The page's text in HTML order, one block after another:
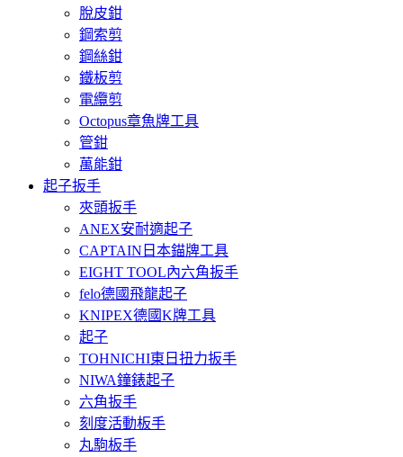
脫皮鉗
鋼索剪
鋼絲鉗
鐵板剪
電纜剪
Octopus章魚牌工具
管鉗
萬能鉗
起子扳手
夾頭扳手
ANEX安耐適起子
CAPTAIN日本錨牌工具
EIGHT TOOL內六角扳手
felo德國飛龍起子
KNIPEX德國K牌工具
起子
TOHNICHI東日扭力扳手
NIWA鐘錶起子
六角扳手
刻度活動板手
丸駒板手